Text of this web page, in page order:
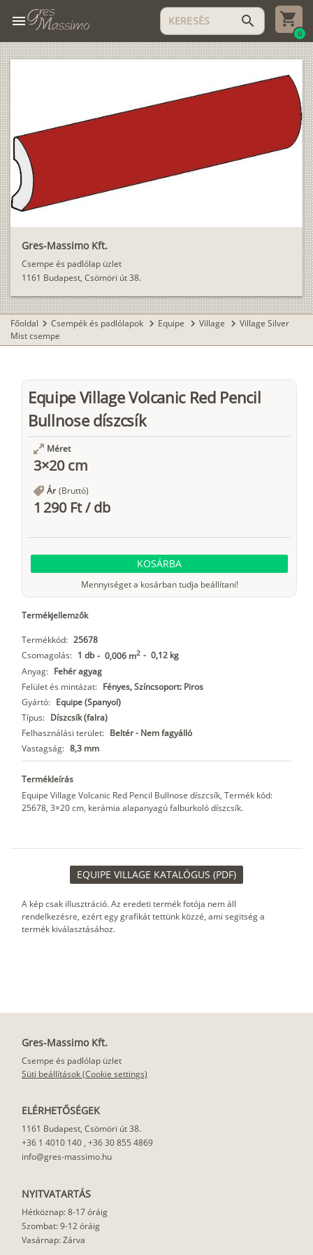
menu search
0
Gres-Massimo Kft.
Csempe és padlólap üzlet
1161 Budapest, Csömöri út 38.
Főoldal chevron_right Csempék és padlólapok chevron_right Equipe chevron_right Village chevron_right Village Silver
Mist csempe
Equipe Village Volcanic Red Pencil
Bullnose díszcsík
Méret
3×20 cm
Ár (Bruttó)
1 290 Ft/db
KOSÁRBA
Mennyiséget a kosárban tudja beállítani!
Termékjellemzők
Termékkód: 25678
Csomagolás: 1 db - 0,006 m2 - 0,12 kg
Anyag: Fehér agyag
Felület és mintázat: Fényes, Színcsoport: Piros
Gyártó: Equipe (Spanyol)
Típus: Díszcsík (falra)
Felhasználási terület: Beltér - Nem fagyálló
Vastagság: 8,3 mm
Termékleírás
Equipe Village Volcanic Red Pencil Bullnose díszcsík, Termék kód:
25678, 3×20 cm, kerámia alapanyagú falburkoló díszcsík.
EQUIPE VILLAGE KATALÓGUS (PDF)
A kép csak illusztráció. Az eredeti termék fotója nem áll
rendelkezésre, ezért egy grafikát tettünk közzé, ami segitség a
termék kiválasztásához.
Gres-Massimo Kft.
Csempe és padlólap üzlet
Süti beállítások (Cookie settings)
ELÉRHETŐSÉGEK
1161 Budapest, Csömöri út 38.
+36 1 4010 140 , +36 30 855 4869
info@gres-massimo.hu
NYITVATARTÁS
Hétköznap: 8-17 óráig
Szombat: 9-12 óráig
Vasárnap: Zárva